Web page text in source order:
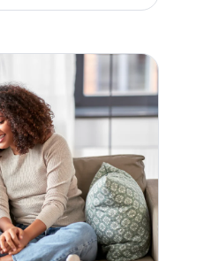
場合の問題を解決す